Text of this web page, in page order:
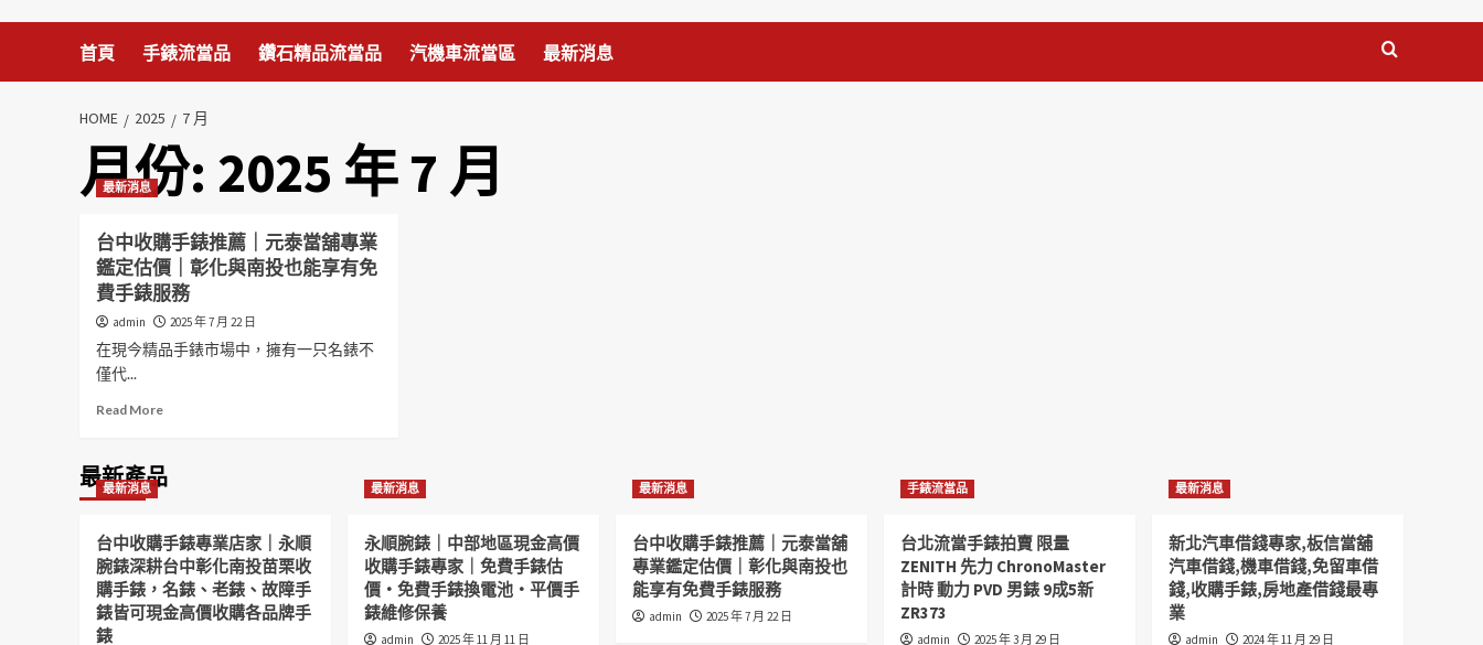
首頁 手錶流當品 鑽石精品流當品 汽機車流當區 最新消息
HOME 2025 7 月
月份: 2025 年 7 月
最新消息
台中收購手錶推薦｜元泰當舖專業
鑑定估價｜彰化與南投也能享有免
費手錶服務
admin 2025 年 7 月 22 日
在現今精品手錶市場中，擁有一只名錶不
僅代...
Read MoreRead
台
中
購
手
錶
推
薦
最新產品
最新消息
台中收購手錶專業店家｜永順
腕錶深耕台中彰化南投苗栗收
購手錶，名錶、老錶、故障手
錶皆可現金高價收購各品牌手
錶
最新消息
永順腕錶｜中部地區現金高價
收購手錶專家｜免費手錶估
價・免費手錶換電池・平價手
錶維修保養
admin 2025 年 11 月 11 日
最新消息
台中收購手錶推薦｜元泰當舖
專業鑑定估價｜彰化與南投也
能享有免費手錶服務
admin 2025 年 7 月 22 日
手錶流當品
台北流當手錶拍賣 限量
ZENITH 先力 ChronoMaster
計時 動力 PVD 男錶 9成5新
ZR373
admin 2025 年 3 月 29 日
最新消息
新北汽車借錢專家,板信當舖
汽車借錢,機車借錢,免留車借
錢,收購手錶,房地產借錢最專
業
admin 2024 年 11 月 29 日